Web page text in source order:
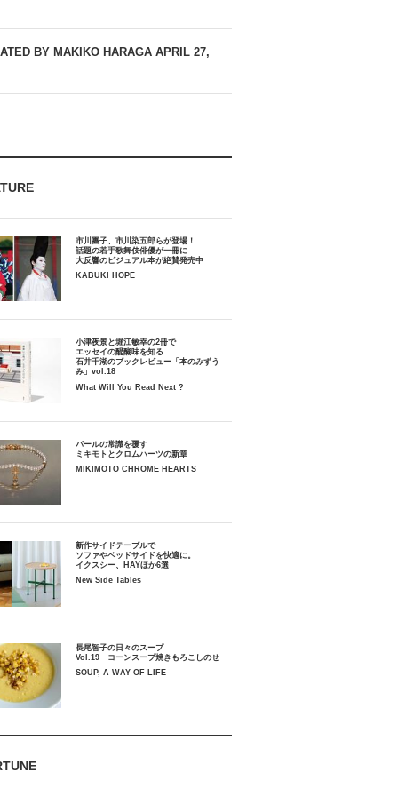
BY MAKIKO HARAGA APRIL 27,
市川團子、市川染五郎らが登場！
話題の若手歌舞伎俳優が一冊に
大反響のビジュアル本が絶賛発売中
KABUKI HOPE
小津夜景と堀江敏幸の2冊で
エッセイの醍醐味を知る
石井千湖のブックレビュー「本のみずう
み」vol.18
What Will You Read Next ?
パールの常識を覆す
ミキモトとクロムハーツの新章
MIKIMOTO CHROME HEARTS
新作サイドテーブルで
ソファやベッドサイドを快適に。
イクスシー、HAYほか6選
New Side Tables
長尾智子の日々のスープ
Vol.19 コーンスープ焼きもろこしのせ
SOUP, A WAY OF LIFE